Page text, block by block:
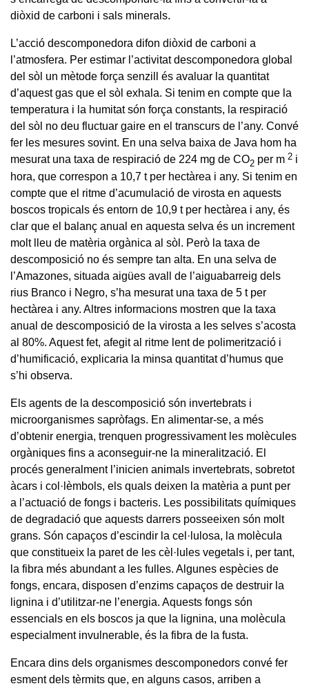
diòxid de carboni i sals minerals.
L’acció descomponedora difon diòxid de carboni a
l’atmosfera. Per estimar l’activitat descomponedora global
del sòl un mètode força senzill és avaluar la quantitat
d’aquest gas que el sòl exhala. Si tenim en compte que la
temperatura i la humitat són força constants, la respiració
del sòl no deu fluctuar gaire en el transcurs de l’any. Convé
fer les mesures sovint. En una selva baixa de Java hom ha
mesurat una taxa de respiració de 224 mg de CO2 per m 2 i
hora, que correspon a 10,7 t per hectàrea i any. Si tenim en
compte que el ritme d’acumulació de virosta en aquests
boscos tropicals és entorn de 10,9 t per hectàrea i any, és
clar que el balanç anual en aquesta selva és un increment
molt lleu de matèria orgànica al sòl. Però la taxa de
descomposició no és sempre tan alta. En una selva de
l’Amazones, situada aigües avall de l’aiguabarreig dels
rius Branco i Negro, s’ha mesurat una taxa de 5 t per
hectàrea i any. Altres informacions mostren que la taxa
anual de descomposició de la virosta a les selves s’acosta
al 80%. Aquest fet, afegit al ritme lent de polimerització i
d’humificació, explicaria la minsa quantitat d’humus que
s’hi observa.
Els agents de la descomposició són invertebrats i
microorganismes sapròfags. En alimentar-se, a més
d’obtenir energia, trenquen progressivament les molècules
orgàniques fins a aconseguir-ne la mineralització. El
procés generalment l’inicien animals invertebrats, sobretot
àcars i col·lèmbols, els quals deixen la matèria a punt per
a l’actuació de fongs i bacteris. Les possibilitats químiques
de degradació que aquests darrers posseeixen són molt
grans. Són capaços d’escindir la cel·lulosa, la molècula
que constitueix la paret de les cèl·lules vegetals i, per tant,
la fibra més abundant a les fulles. Algunes espècies de
fongs, encara, disposen d’enzims capaços de destruir la
lignina i d’utilitzar-ne l’energia. Aquests fongs són
essencials en els boscos ja que la lignina, una molècula
especialment invulnerable, és la fibra de la fusta.
Encara dins dels organismes descomponedors convé fer
esment dels tèrmits que, en alguns casos, arriben a